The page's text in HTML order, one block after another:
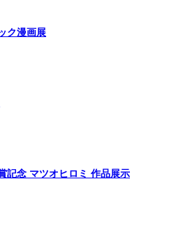
ク漫画展
記念 マツオヒロミ 作品展示